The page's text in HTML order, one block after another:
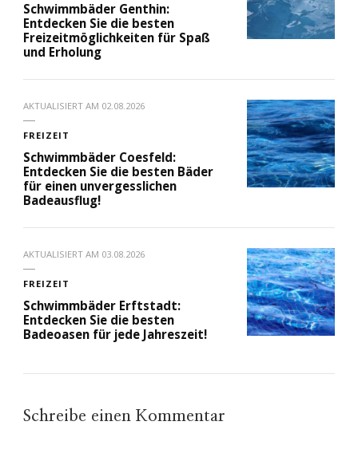
Schwimmbäder Genthin:
Entdecken Sie die besten
Freizeitmöglichkeiten für Spaß
und Erholung
AKTUALISIERT AM 02.08.2026
FREIZEIT
Schwimmbäder Coesfeld:
Entdecken Sie die besten Bäder
für einen unvergesslichen
Badeausflug!
AKTUALISIERT AM 03.08.2026
FREIZEIT
Schwimmbäder Erftstadt:
Entdecken Sie die besten
Badeoasen für jede Jahreszeit!
Schreibe einen Kommentar